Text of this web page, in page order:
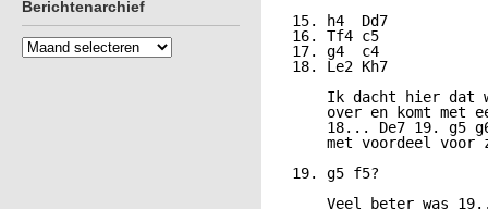
Berichtenarchief
Berichtenarchief
15. h4  Dd7
16. Tf4 c5
17. g4  c4
18. Le2 Kh7
Ik dacht hier dat
over en komt met
18... De7 19. g5
met voordeel voor
19. g5 f5?
Veel beter was